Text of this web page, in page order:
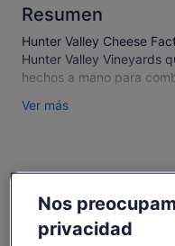
Resumen
Hunter Valley Cheese
Hunter Valley Vineyards
hechos a mano para
Fundada en 1995,
la maravillosa
del Cazador.
Ver más
Fechas
lun, 10 ago -
Nos
privacidad